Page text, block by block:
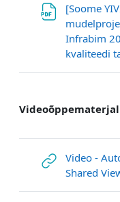
[Soome
Infrabim
kvaliteedi
Video -
Shared